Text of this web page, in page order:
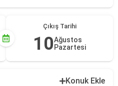
Çıkış Tarihi
10Ağustos
Pazartesi
Konuk Ekle